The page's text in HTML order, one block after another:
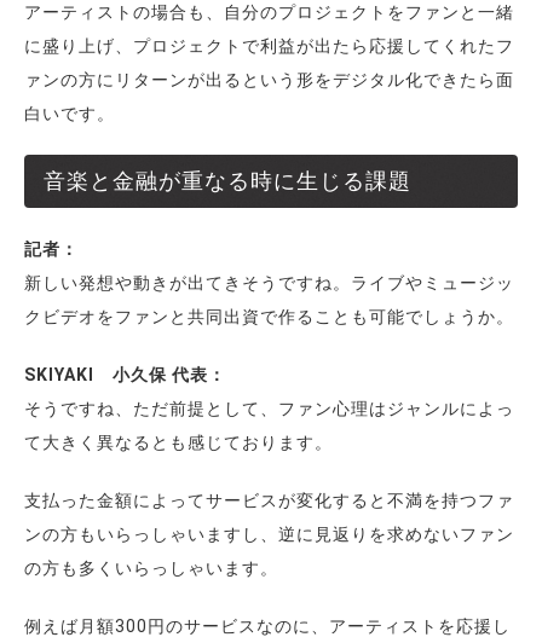
アーティストの場合も、自分のプロジェクトをファンと一緒
に盛り上げ、プロジェクトで利益が出たら応援してくれたフ
ァンの方にリターンが出るという形をデジタル化できたら面
白いです。
音楽と金融が重なる時に生じる課題
記者：
新しい発想や動きが出てきそうですね。ライブやミュージッ
クビデオをファンと共同出資で作ることも可能でしょうか。
SKIYAKI 小久保 代表：
そうですね、ただ前提として、ファン心理はジャンルによっ
て大きく異なるとも感じております。
支払った金額によってサービスが変化すると不満を持つファ
ンの方もいらっしゃいますし、逆に見返りを求めないファン
の方も多くいらっしゃいます。
例えば月額300円のサービスなのに、アーティストを応援し